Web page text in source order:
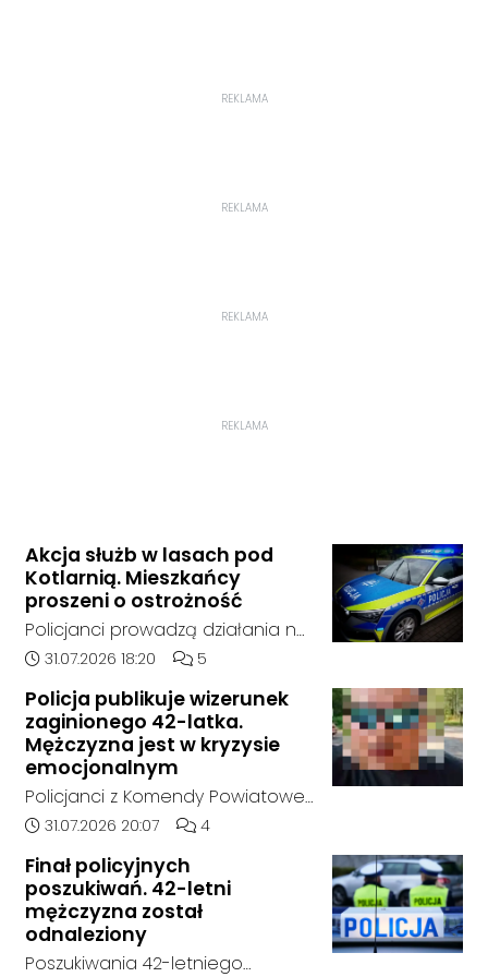
REKLAMA
REKLAMA
REKLAMA
REKLAMA
Akcja służb w lasach pod
Kotlarnią. Mieszkańcy
proszeni o ostrożność
Policjanci prowadzą działania na
terenie kompleksów leśnych w
nam się ustalić, funkcjonariusze
poszukują mężczyzny, który może
posiadać niebezpieczne
narzędzie, nieoficjalnie broń i
stanowić zagrożenie dla osób
postronnych.
Data dodania artykułu:
31.07.2026 18:20 Liczba komentarzy artykułu:
5
Policja publikuje wizerunek
zaginionego 42-latka.
Mężczyzna jest w kryzysie
emocjonalnym
Policjanci z Komendy Powiatowej
Policji w Kędzierzynie-Koźlu
który jest w kryzysie
emocjonalnym i może chcieć
targnąć się na swoje życie.
Ostatni raz był widziany 31 lipca
Data dodania artykułu:
31.07.2026 20:07 Liczba komentarzy artykułu:
4
Finał policyjnych
poszukiwań. 42-letni
mężczyzna został
odnaleziony
Poszukiwania 42-letniego